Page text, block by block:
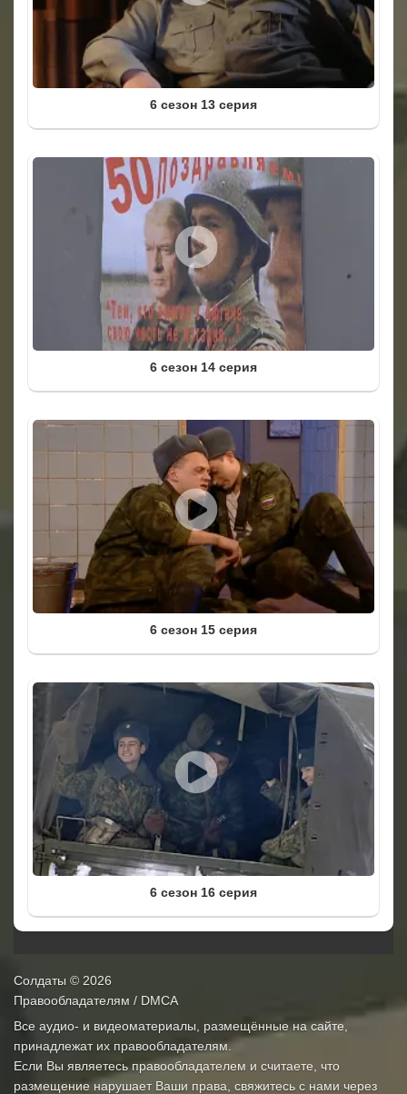
6 сезон 13 серия
6 сезон 14 серия
6 сезон 15 серия
6 сезон 16 серия
Солдаты © 2026
Правообладателям / DMCA
Все аудио- и видеоматериалы, размещённые на сайте,
принадлежат их правообладателям.
Если Вы являетесь правообладателем и считаете, что
размещение нарушает Ваши права, свяжитесь с нами через